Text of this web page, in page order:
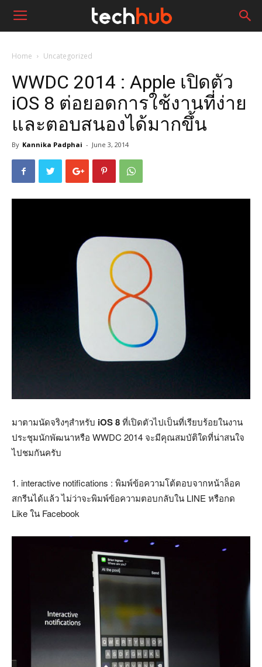
Home Uncategorized
WWDC 2014 : Apple เปิดตัว
iOS 8 ต่อยอดการใช้งานที่ง่าย
และตอบสนองได้มากขึ้น
By Kannika Padphai - June 3, 2014
มาตามนัดจริงๆสำหรับ iOS 8ที่เปิดตัวไปเป็นที่เรียบร้อยในงาน
ประชุมนักพัฒนาหรือ WWDC 2014 จะมีคุณสมบัติใดที่น่าสนใจ
ไปชมกันครับ
1. interactive notifications : พิมพ์ข้อความโต้ตอบจากหน้าล็อค
สกรีนได้แล้ว ไม่ว่าจะพิมพ์ข้อความตอบกลับใน LINE หรือกด
Like ใน Facebook